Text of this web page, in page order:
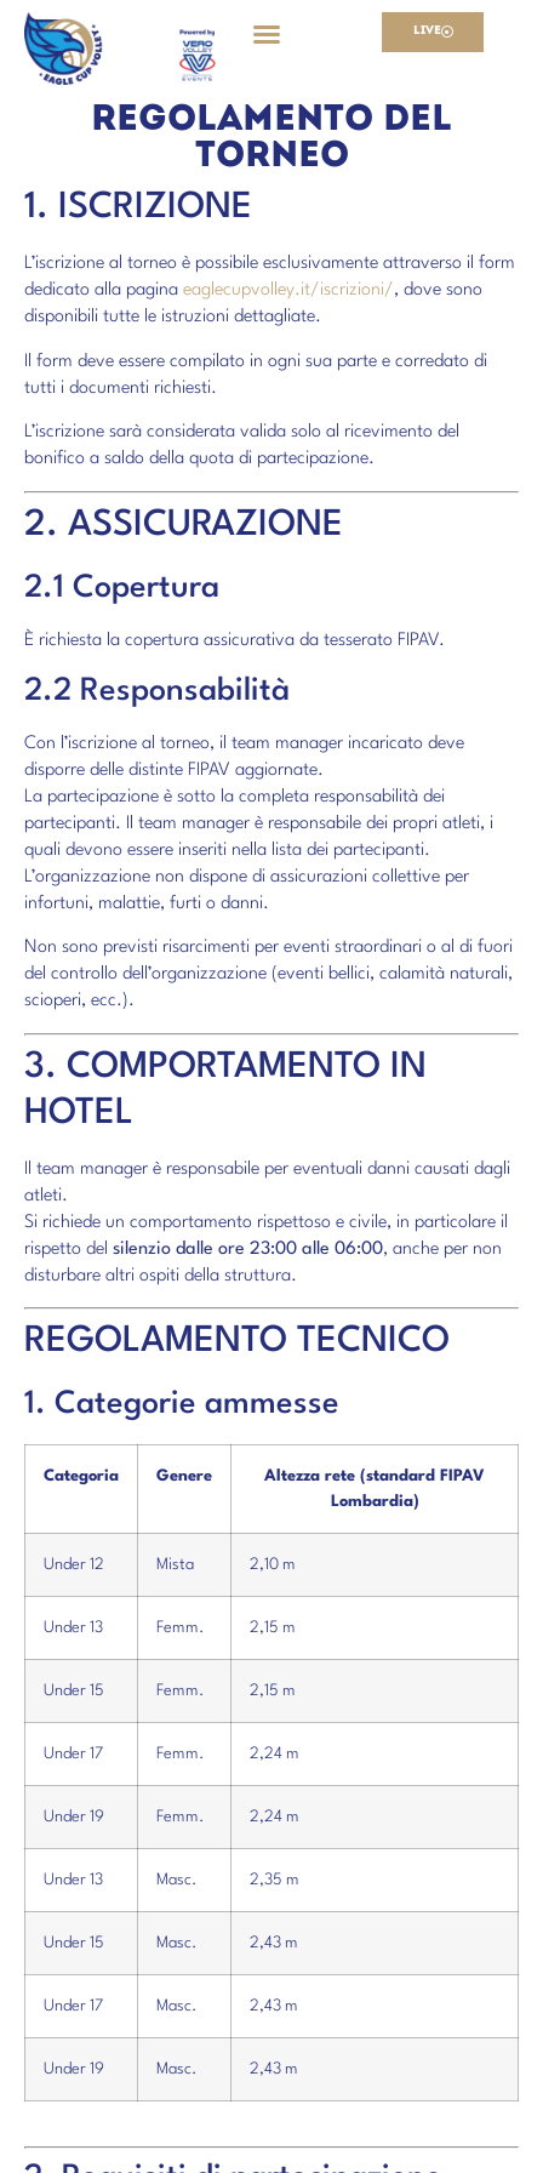
Live
REGOLAMENTO DEL
TORNEO
1. ISCRIZIONE
L’iscrizione al torneo è possibile esclusivamente attraverso il form
dedicato alla pagina eaglecupvolley.it/iscrizioni/ , dove sono
disponibili tutte le istruzioni dettagliate.
Il form deve essere compilato in ogni sua parte e corredato di
tutti i documenti richiesti.
L’iscrizione sarà considerata valida solo al ricevimento del
bonifico a saldo della quota di partecipazione.
2. ASSICURAZIONE
2.1 Copertura
È richiesta la copertura assicurativa da tesserato FIPAV.
2.2 Responsabilità
Con l’iscrizione al torneo, il team manager incaricato deve
disporre delle distinte FIPAV aggiornate.
La partecipazione è sotto la completa responsabilità dei
partecipanti. Il team manager è responsabile dei propri atleti, i
quali devono essere inseriti nella lista dei partecipanti.
L’organizzazione non dispone di assicurazioni collettive per
infortuni, malattie, furti o danni.
Non sono previsti risarcimenti per eventi straordinari o al di fuori
del controllo dell’organizzazione (eventi bellici, calamità naturali,
scioperi, ecc.).
3. COMPORTAMENTO IN
HOTEL
Il team manager è responsabile per eventuali danni causati dagli
atleti.
Si richiede un comportamento rispettoso e civile, in particolare il
rispetto del silenzio dalle ore 23:00 alle 06:00, anche per non
disturbare altri ospiti della struttura.
REGOLAMENTO TECNICO
1. Categorie ammesse
Categoria Genere
Altezza rete (standard FIPAV
Lombardia)
Under 12 Mista 2,10 m
Under 13 Femm. 2,15 m
Under 15 Femm. 2,15 m
Under 17 Femm. 2,24 m
Under 19 Femm. 2,24 m
Under 13 Masc. 2,35 m
Under 15 Masc. 2,43 m
Under 17 Masc. 2,43 m
Under 19 Masc. 2,43 m